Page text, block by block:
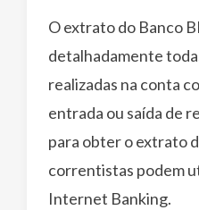
O extrato do Banco
detalhadamente
realizadas na conta
entrada ou saída de
para obter o extrato
correntistas podem
Internet Banking.